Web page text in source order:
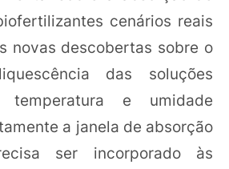
cenários reais
novas descobertas sobre o
das soluções
temperatura e umidade
a janela de absorção
ser incorporado às